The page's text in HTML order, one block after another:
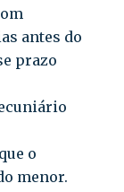
antes do
prazo
o
menor.